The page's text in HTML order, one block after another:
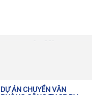
DỰ ÁN CHUYỂN VĂN